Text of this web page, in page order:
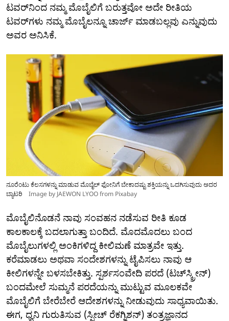
ಟವರ್‌ನಿಂದ ನಮ್ಮ ಮೊಬೈಲಿಗೆ ಬರುತ್ತವೋ ಅದೇ ರೀತಿಯ
ಟವರ್‌ಗಳು ನಮ್ಮ ಮೊಬೈಲನ್ನೂ ಚಾರ್ಜ್ ಮಾಡಬಲ್ಲವು ಎನ್ನುವುದು
ಅವರ ಅನಿಸಿಕೆ.
ನೂರೆಂಟು ಕೆಲಸಗಳನ್ನು ಮಾಡುವ ಮೊಬೈಲ್ ಫೋನಿಗೆ ಬೇಕಾದಷ್ಟು ಶಕ್ತಿಯನ್ನು ಒದಗಿಸುವುದು ಅದರ
ಬ್ಯಾಟರಿ
Image by JAEWON LYOO from Pixabay
ಮೊಬೈಲಿನೊಡನೆ ನಾವು ಸಂವಹನ ನಡೆಸುವ ರೀತಿ ಕೂಡ
ಕಾಲಕಾಲಕ್ಕೆ ಬದಲಾಗುತ್ತಾ ಬಂದಿದೆ. ಮೊದಮೊದಲು ಬಂದ
ಮೊಬೈಲುಗಳಲ್ಲಿ ಅಂಕಿಗಳಿದ್ದ ಕೀಲಿಮಣೆ ಮಾತ್ರವೇ ಇತ್ತು.
ಕರೆಮಾಡಲು ಅಥವಾ ಸಂದೇಶಗಳನ್ನು ಟೈಪಿಸಲು ನಾವು ಆ
ಕೀಲಿಗಳನ್ನೇ ಬಳಸಬೇಕಿತ್ತು. ಸ್ಪರ್ಶಸಂವೇದಿ ಪರದೆ (ಟಚ್‌ಸ್ಕ್ರೀನ್)
ಬಂದಮೇಲೆ ಸುಮ್ಮನೆ ಪರದೆಯನ್ನು ಮುಟ್ಟುವ ಮೂಲಕವೇ
ಮೊಬೈಲಿಗೆ ಬೇರೆಬೇರೆ ಆದೇಶಗಳನ್ನು ನೀಡುವುದು ಸಾಧ್ಯವಾಯಿತು.
ಈಗ, ಧ್ವನಿ ಗುರುತಿಸುವ (ಸ್ಪೀಚ್ ರೆಕಗ್ನಿಶನ್) ತಂತ್ರಜ್ಞಾನದ